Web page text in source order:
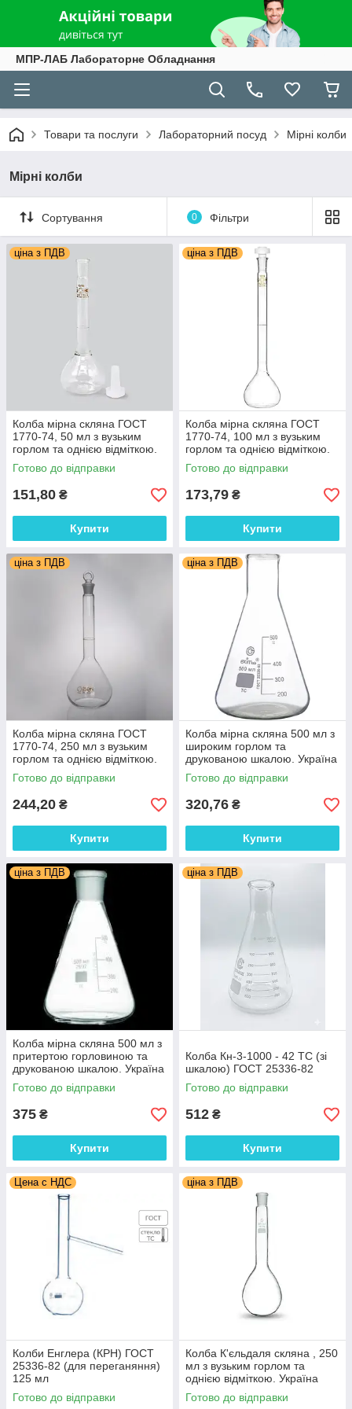
МПР-ЛАБ Лабораторне Обладнання
Товари та послуги Лабораторний посуд Мірні колби
Мірні колби
Сортування 0 Фільтри
ціна з ПДВ
Колба мірна скляна ГОСТ
1770-74, 50 мл з вузьким
горлом та однією відміткою.
Україна
Готово до відправки
151,80 ₴
Купити
ціна з ПДВ
Колба мірна скляна ГОСТ
1770-74, 100 мл з вузьким
горлом та однією відміткою.
Україна
Готово до відправки
173,79 ₴
Купити
ціна з ПДВ
Колба мірна скляна ГОСТ
1770-74, 250 мл з вузьким
горлом та однією відміткою.
Україна
Готово до відправки
244,20 ₴
Купити
ціна з ПДВ
Колба мірна скляна 500 мл з
широким горлом та
друкованою шкалою. Україна
Готово до відправки
320,76 ₴
Купити
ціна з ПДВ
Колба мірна скляна 500 мл з
притертою горловиною та
друкованою шкалою. Україна
Готово до відправки
375 ₴
Купити
ціна з ПДВ
Колба Кн-3-1000 - 42 ТС (зі
шкалою) ГОСТ 25336-82
Готово до відправки
512 ₴
Купити
Цена с НДС
Колби Енглера (КРН) ГОСТ
25336-82 (для переганяння)
125 мл
Готово до відправки
ціна з ПДВ
Колба К'єльдаля скляна , 250
мл з вузьким горлом та
однією відміткою. Україна
Готово до відправки